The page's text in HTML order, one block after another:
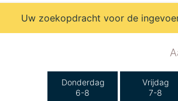
Uw zoekopdracht voor de
Donderdag
6-8
Vrijdag
7-8